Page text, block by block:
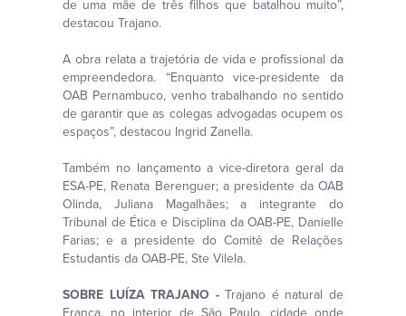
de uma mãe de três filhos que batalhou muito”,
destacou Trajano.
A obra relata a trajetória de vida e profissional da
empreendedora. “Enquanto vice-presidente da
OAB Pernambuco, venho trabalhando no sentido
de garantir que as colegas advogadas ocupem os
espaços”, destacou Ingrid Zanella.
Também no lançamento a vice-diretora geral da
ESA-PE, Renata Berenguer; a presidente da OAB
Olinda, Juliana Magalhães; a integrante do
Tribunal de Ética e Disciplina da OAB-PE, Danielle
Farias; e a presidente do Comitê de Relações
Estudantis da OAB-PE, Ste Vilela.
SOBRE LUÍZA TRAJANO -Trajano é natural de